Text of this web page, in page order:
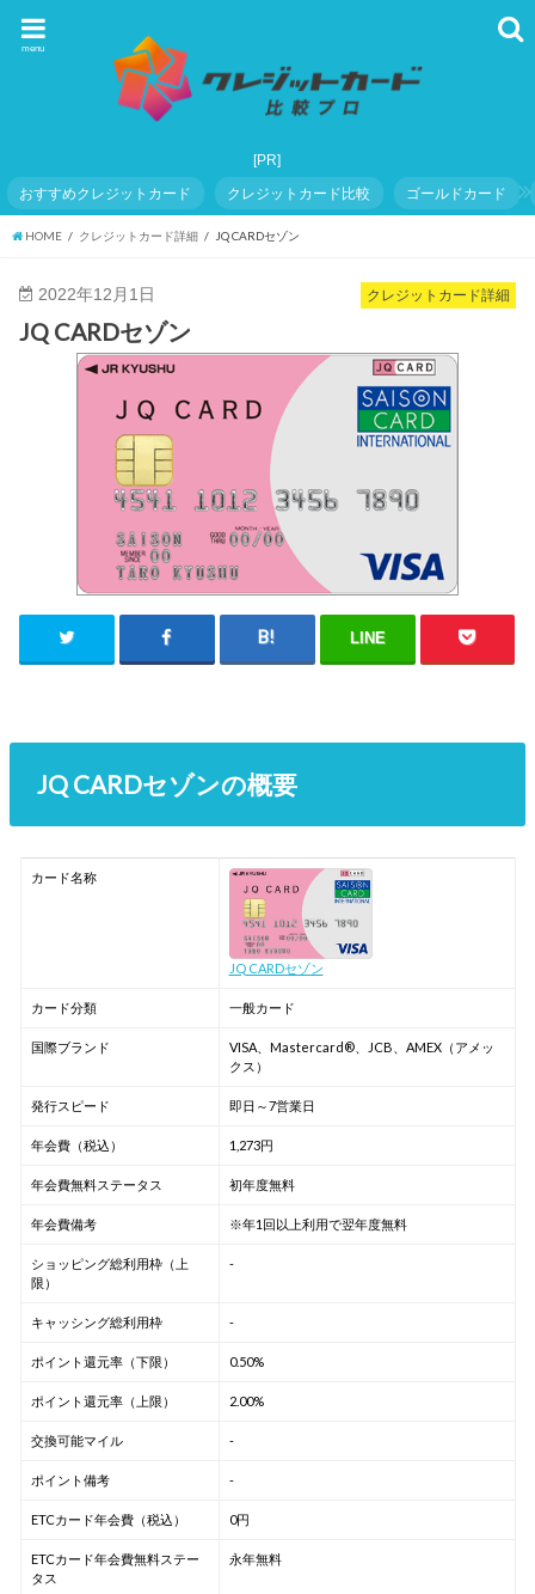
menu
おすすめクレジットカード クレジットカード比較 ゴールドカード
HOME クレジットカード詳細 JQ CARDセゾン
クレジットカード詳細
2022年12月1日
JQ CARDセゾン
LINE
JQ CARDセゾンの概要
カード名称
JQ CARDセゾン
カード分類 一般カード
国際ブランド
VISA、Mastercard®、JCB、AMEX（アメッ
クス）
発行スピード 即日～7営業日
年会費（税込） 1,273円
年会費無料ステータス 初年度無料
年会費備考 ※年1回以上利用で翌年度無料
ショッピング総利用枠（上
限）
-
キャッシング総利用枠 -
ポイント還元率（下限） 0.50%
ポイント還元率（上限） 2.00%
交換可能マイル -
ポイント備考 -
ETCカード年会費（税込） 0円
ETCカード年会費無料ステー
タス
永年無料